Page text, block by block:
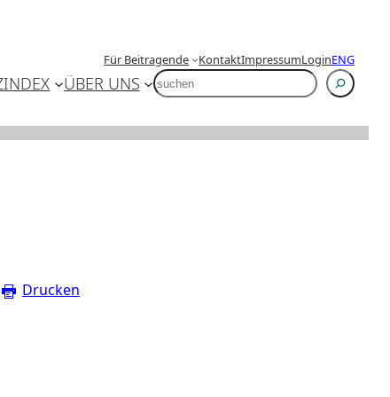
Für Beitragende KontaktImpressumLoginENG
INDEX ÜBER UNS SUCHEN
Drucken